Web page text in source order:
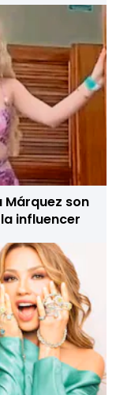
Márquez son
influencer